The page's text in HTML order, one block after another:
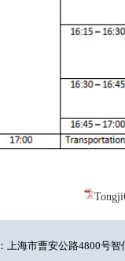
海市曹安公路4800号智